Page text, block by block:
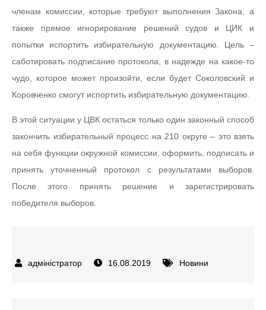
членам комиссии, которые требуют выполнения Закона, а
также прямое игнорирование решений судов и ЦИК и
попытки испортить избирательную документацию. Цель –
саботировать подписание протокола, в надежде на какое-то
чудо, которое может произойти, если будет Соколовский и
Коровченко смогут испортить избирательную документацию.
В этой ситуации у ЦВК остаться только один законный способ
закончить избирательный процесс на 210 округе – это взять
на себя функции окружной комиссии, оформить, подписать и
принять уточненный протокол с результатами выборов.
После этого принять решение и зарегистрировать
победителя выборов.
16.08.2019 Новини